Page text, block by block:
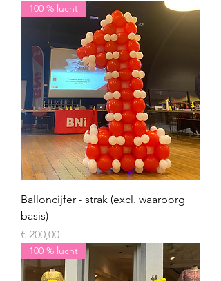
100 % lucht
Balloncijfer - strak (excl. waarborg
basis)
Prijs
€ 200,00
100 % lucht